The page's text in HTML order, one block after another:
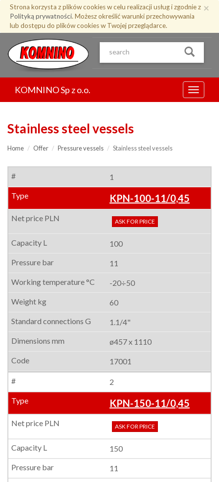
Przejdź
treści
×
Strona korzysta z plików cookies w celu realizacji usług i zgodnie z
Polityką prywatności. Możesz określić warunki przechowywania
lub dostępu do plików cookies w Twojej przeglądarce.
Menu
KOMNINO Sp z o.o.
Stainless steel vessels
Home Offer Pressure vessels Stainless steel vessels
1
KPN-100-11/0,45
ASK FOR PRICE
100
11
-20÷50
60
1.1/4"
ø457 x 1110
17001
2
KPN-150-11/0,45
ASK FOR PRICE
150
11